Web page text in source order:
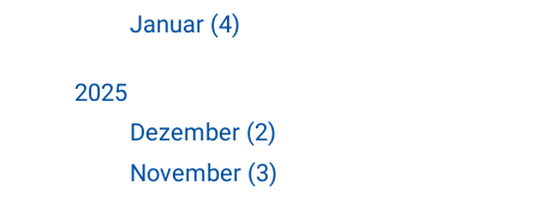
Januar (4)
2025
Dezember (2)
November (3)